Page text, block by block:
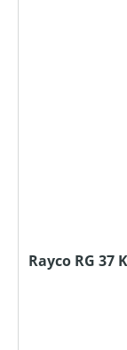
Rayco RG 37